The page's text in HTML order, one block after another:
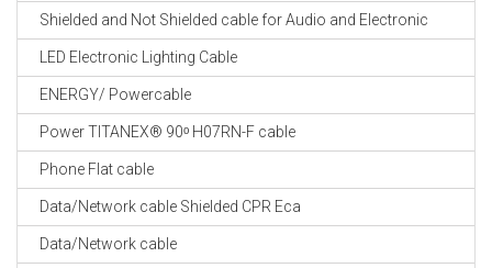
Shielded and Not Shielded cable for Audio and Electronic
LED Electronic Lighting Cable
ENERGY/ Powercable
Power TITANEX® 90ᵒ H07RN-F cable
Phone Flat cable
Data/Network cable Shielded CPR Eca
Data/Network cable